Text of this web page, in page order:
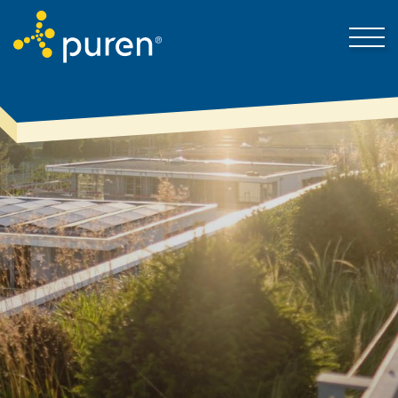
Zaradi tega puren
Pišite na
Izdelki in rešitve
Znanje za investitorje